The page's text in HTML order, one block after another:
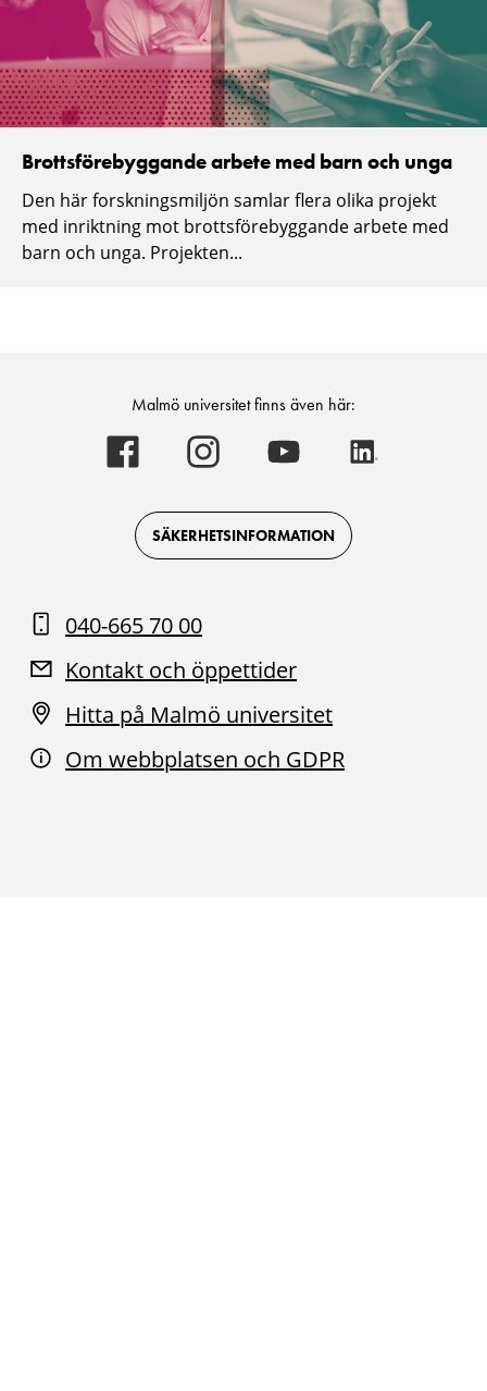
Brottsförebyggande arbete med barn och unga
Den här forskningsmiljön samlar flera olika projekt
med inriktning mot brottsförebyggande arbete med
barn och unga. Projekten...
Malmö universitet finns även här:
Malmö
universitet
on
Facebook
Malmö
universitet
on
Instagram
Malmö
universitet
on
Youtube
SÄKERHETSINFORMATION
040-665 70 00
Kontakt och öppettider
Hitta på Malmö universitet
Om webbplatsen och GDPR